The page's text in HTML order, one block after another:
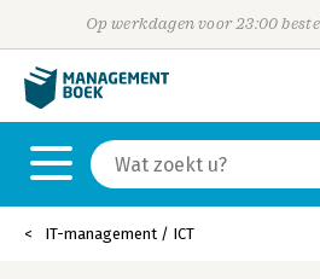
Op werkdagen voor 23:00
IT-management / ICT